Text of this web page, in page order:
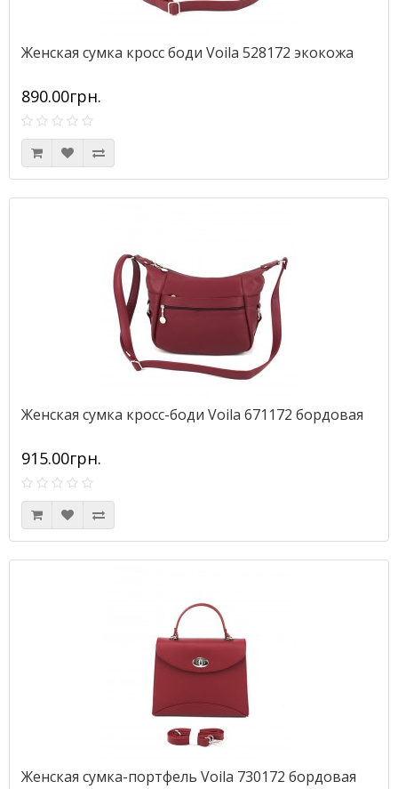
Женская сумка кросс боди Voila 528172 экокожа
890.00грн.
Женская сумка кросс-боди Voila 671172 бордовая
915.00грн.
Женская сумка-портфель Voila 730172 бордовая